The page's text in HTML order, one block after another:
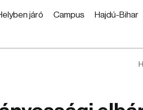
járó Campus Hajdú-Bihar